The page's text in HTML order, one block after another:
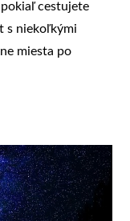
cestujete
s niekoľkými
miesta po